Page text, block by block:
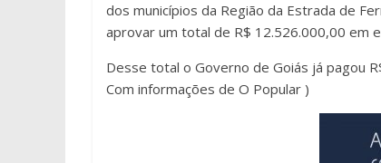
dos municípios da Região da Estrada de
aprovar um total de R$ 12.526.000,00 em
Desse total o Governo de Goiás já pagou
Com informações de O Popular )